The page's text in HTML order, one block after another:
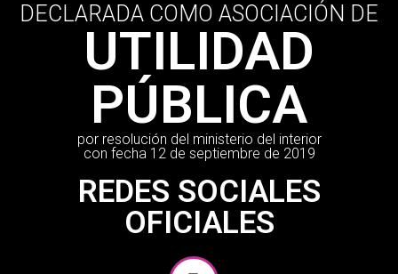
DECLARADA COMO ASOCIACIÓN DE
UTILIDAD
PÚBLICA
por resolución del ministerio del interior
con fecha 12 de septiembre de 2019
REDES SOCIALES
OFICIALES